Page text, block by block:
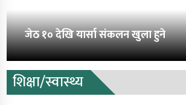
जेठ १० देखि यार्सा संकलन खुला हुने
शिक्षा/स्वास्थ्य